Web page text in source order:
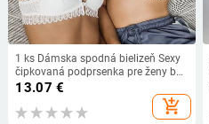
1 ks Dámska spodná bielizeň Sexy
čipkovaná podprsenka pre ženy bez
kostic Bralette Active Push Up
Pevná mäkká podprsenka Spodná
bielizeň pre ženy BANNIROU
13.07 €
add_shopping_cart